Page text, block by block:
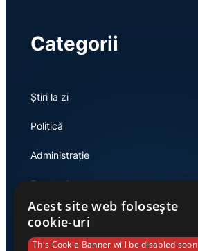
Categorii
Știri la zi
Politică
Administrație
Economie
Acest site web folosește
cookie-uri
This Cookie Banner will be disabled soon